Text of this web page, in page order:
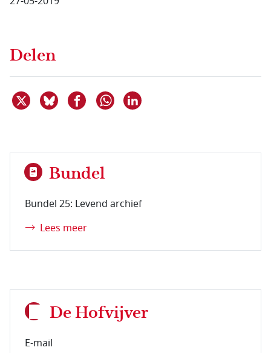
Delen
Deel dit item op X
Deel dit item op Bluesky
Deel dit item op Facebook
Delen via WhatsApp
Bundel
Bundel 25: Levend archief
Lees meer
De Hofvijver
E-mail